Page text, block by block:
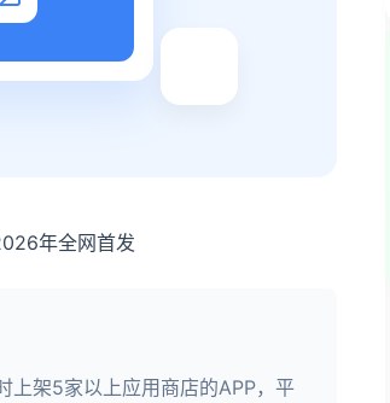
年全网首发
上架5家以上应用商店的APP，平